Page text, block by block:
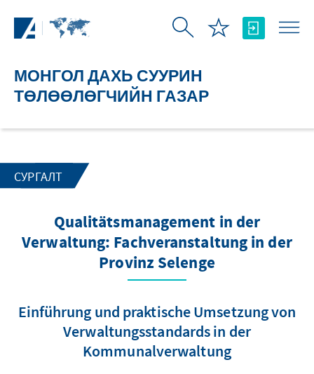
МОНГОЛ ДАХЬ СУУРИН
ТӨЛӨӨЛӨГЧИЙН ГАЗАР
СУРГАЛТ
Qualitätsmanagement in der
Verwaltung: Fachveranstaltung in der
Provinz Selenge
Einführung und praktische Umsetzung von
Verwaltungsstandards in der
Kommunalverwaltung